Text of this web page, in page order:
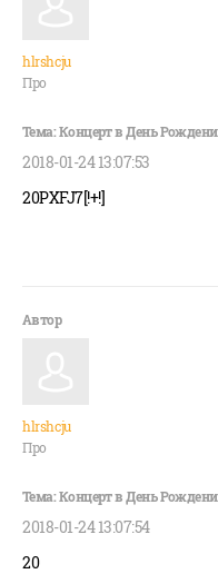
hlrshcju
Про
2018-01-24 13:07:53
20PXFJ7[!+!]
hlrshcju
Про
2018-01-24 13:07:54
20